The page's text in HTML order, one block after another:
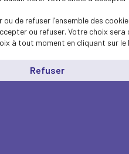
ou de refuser l'ensemble des
ou refuser. Votre choix
à tout moment en cliquant sur le
Refuser